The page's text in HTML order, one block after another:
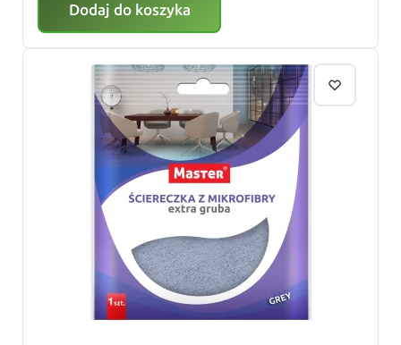
Dodaj do koszyka